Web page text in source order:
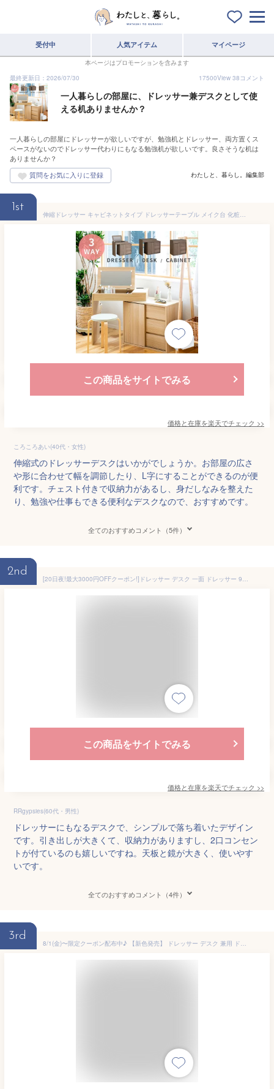
受付中 人気アイテム マイページ
本ページはプロモーションを含みます
最終更新日：2026/07/30
17500View 38コメント
一人暮らしの部屋に、ドレッサー兼デスクとして使
える机ありませんか？
一人暮らしの部屋にドレッサーが欲しいですが、勉強机とドレッサー、両方置くス
ペースがないのでドレッサー代わりにもなる勉強机が欲しいです。良さそうな机は
ありませんか？
わたしと、暮らし。編集部
1st
伸縮ドレッサー キャビネットタイプ ドレッサーテーブル メイク台 化粧台 2口コンセント付 引き戸 引出し 収納 ハイタイプ テーブル おしゃれ インテリア 家具コンパクト 鏡台 木製 伸縮式 収納付ドレッサー シンプル ナチュラル 北欧 ブラウン 木目調 かわいい
この商品をサイトでみる
価格と在庫を楽天でチェック >>
ころころあい(40代・女性)
伸縮式のドレッサーデスクはいかがでしょうか。お部屋の広さ
や形に合わせて幅を調節したり、L字にすることができるのが便
利です。チェスト付きで収納力があるし、身だしなみを整えた
り、勉強や仕事もできる便利なデスクなので、おすすめです。
全てのおすすめコメント（5件）
2nd
[20日夜!最大3000円OFFクーポン!]ドレッサー デスク 一面 ドレッサー 97436 鏡台 化粧台 メイク台 ドレッサーテーブル 机 メイク用品収納 収納 コンパクト 省スペース 引き出し 1面鏡 一面鏡 ミラー 木目調 おしゃれ かわいい 北欧 茶 ブラウン
この商品をサイトでみる
価格と在庫を楽天でチェック >>
RRgypsies(60代・男性)
ドレッサーにもなるデスクで、シンプルで落ち着いたデザイン
です。引き出しが大きくて、収納力がありますし、2口コンセン
トが付ているのも嬉しいですね。天板と鏡が大きく、使いやす
いです。
全てのおすすめコメント（4件）
3rd
8/1(金)〜限定クーポン配布中♪ 【新色発売】 ドレッサー デスク 兼用 ドレッサーデスク コンパクト メイク 椅子付き 可愛い おしゃれ かわいい 白 コンセント付き 収納 鏡台 ミラー 女の子 スツール 韓国 木製 幅80cm 当店限定＜Anri/AN70-80D＞